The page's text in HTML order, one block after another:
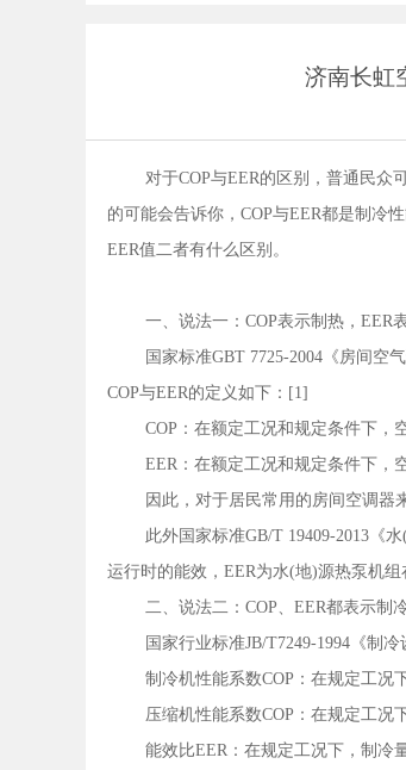
济南长虹
对于COP与EER的区别，普通民众
的可能会告诉你，COP与EER都是制冷
EER值二者有什么区别。
一、说法一：COP表示制热，EER
国家标准GBT 7725-2004《房间空
COP与EER的定义如下：[1]
COP：在额定工况和规定条件下，
EER：在额定工况和规定条件下，
因此，对于居民常用的房间空调器
此外国家标准GB/T 19409-2013《
运行时的能效，EER为水(地)源热泵机
二、说法二：COP、EER都表示制
国家行业标准JB/T7249-1994《制
制冷机性能系数COP：在规定工况
压缩机性能系数COP：在规定工况
能效比EER：在规定工况下，制冷